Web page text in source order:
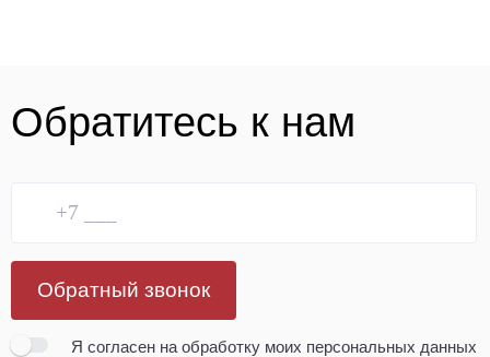
Обратитесь к нам
Обратный звонок
Я согласен на обработку моих персональных данных